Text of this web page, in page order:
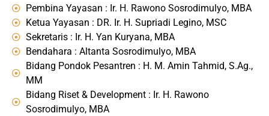
Pembina Yayasan : Ir. H. Rawono Sosrodimulyo, MBA
Ketua Yayasan : DR. Ir. H. Supriadi Legino, MSC
Sekretaris : Ir. H. Yan Kuryana, MBA
Bendahara : Altanta Sosrodimulyo, MBA
Bidang Pondok Pesantren : H. M. Amin Tahmid, S.Ag.,
MM
Bidang Riset & Development : Ir. H. Rawono
Sosrodimulyo, MBA